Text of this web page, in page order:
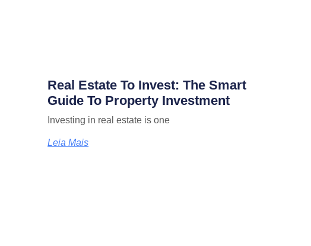
Real Estate To Invest: The Smart
Guide To Property Investment
Investing in real estate is one
Leia Mais